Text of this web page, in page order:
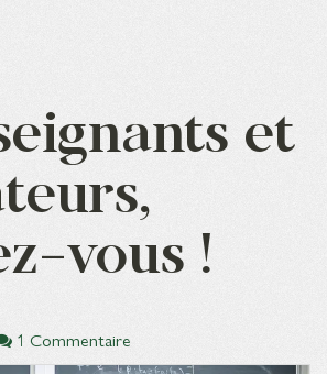
et
vous !
1 Commentaire